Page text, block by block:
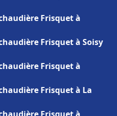
Frisquet à
Frisquet à Soisy
Frisquet à
Frisquet à La